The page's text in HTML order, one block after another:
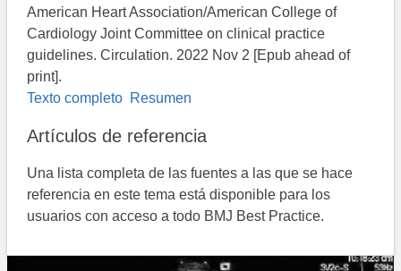
American Heart Association/American College of
Cardiology Joint Committee on clinical practice
guidelines. Circulation. 2022 Nov 2 [Epub ahead of
print].
Texto completo Resumen
Artículos de referencia
Una lista completa de las fuentes a las que se hace
referencia en este tema está disponible para los
usuarios con acceso a todo BMJ Best Practice.